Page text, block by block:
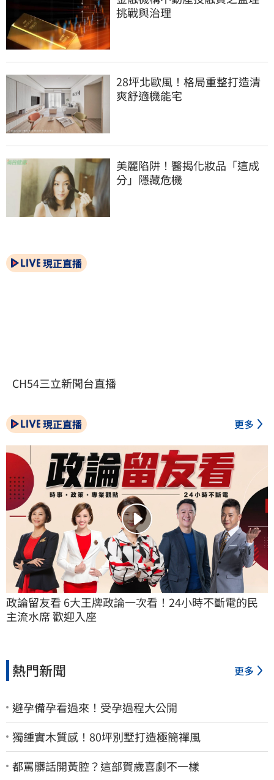
挑戰與治理
28坪北歐風！格局重整打造清
爽舒適機能宅
美麗陷阱！醫揭化妝品「這成
分」隱藏危機
現正直播
CH54三立新聞台直播
現正直播 更多
政論留友看 6大王牌政論一次看！24小時不斷電的民
主流水席 歡迎入座
熱門新聞 更多
避孕備孕看過來！受孕過程大公開
獨鍾實木質感！80坪別墅打造極簡禪風
都罵髒話開黃腔？這部賀歲喜劇不一樣